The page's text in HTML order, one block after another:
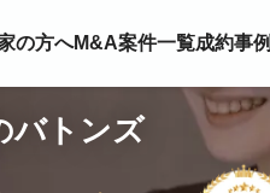
の方へM&A案件一覧成約事例
バトンズ